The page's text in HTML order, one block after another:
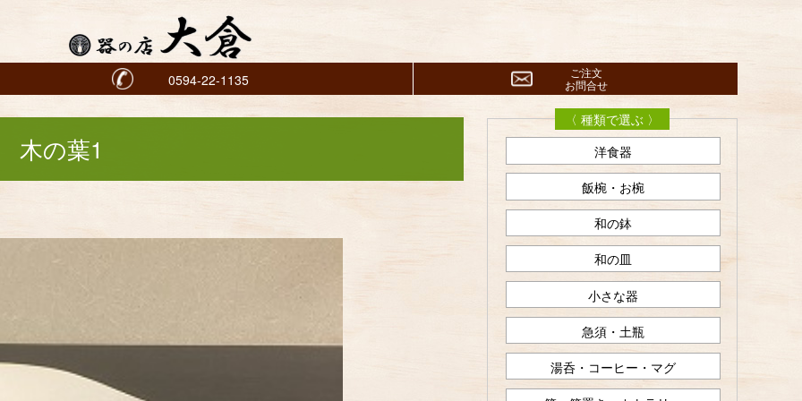
0594-22-1135
ご注文
お問合せ
木の葉1
〈 種類で選ぶ 〉
洋食器
飯椀・お椀
和の鉢
和の皿
小さな器
急須・土瓶
湯呑・コーヒー・マグ